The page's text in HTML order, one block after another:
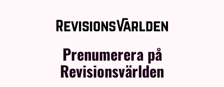
Prenumerera på
Revisionsvärlden